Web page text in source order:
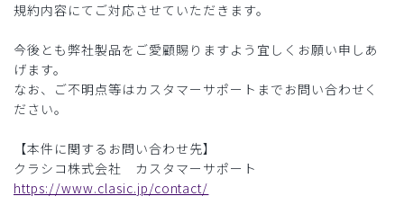
規約内容にてご対応させていただきます。
今後とも弊社製品をご愛顧賜りますよう宜しくお願い申しあ
げます。
なお、ご不明点等はカスタマーサポートまでお問い合わせく
ださい。
【本件に関するお問い合わせ先】
クラシコ株式会社 カスタマーサポート
https://www.clasic.jp/contact/